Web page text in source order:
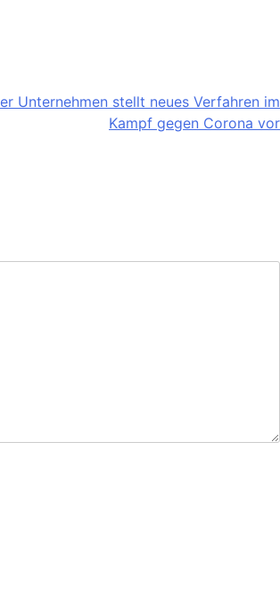
Unternehmen stellt neues Verfahren im
Kampf gegen Corona vor